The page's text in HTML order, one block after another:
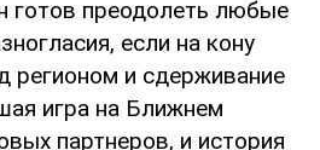
готов преодолеть любые
если на кону
регионом и сдерживание
игра на Ближнем
партнеров, и история